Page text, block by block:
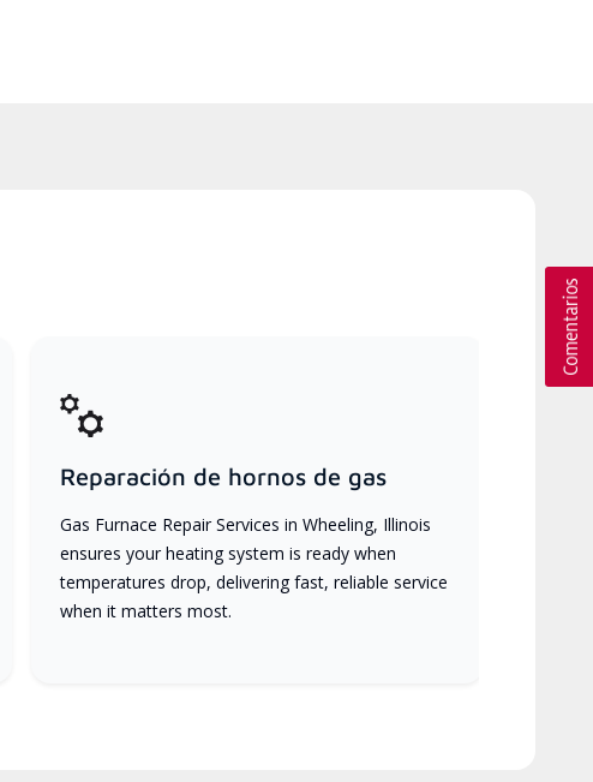
Reparación de hornos de gas
Gas Furnace Repair Services in Wheeling, Illinois
ensures your heating system is ready when
temperatures drop, delivering fast, reliable service
when it matters most.